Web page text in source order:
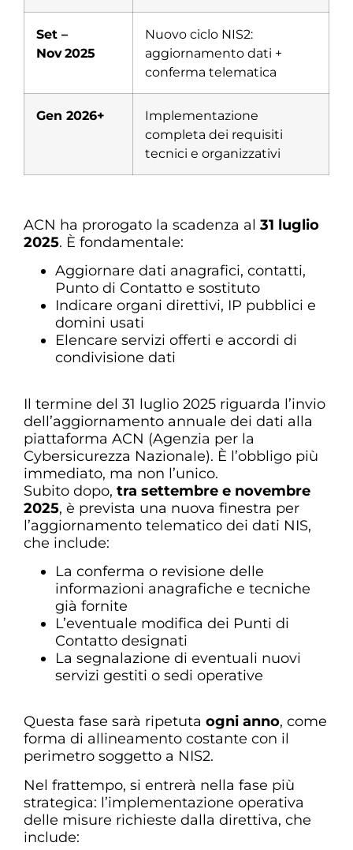
Set –
Nov 2025
Nuovo ciclo NIS2:
aggiornamento dati +
conferma telematica
Gen 2026+
Implementazione
completa dei requisiti
tecnici e organizzativi
ACN ha prorogato la scadenza al 31 luglio
2025. È fondamentale:
Aggiornare dati anagrafici, contatti,
Punto di Contatto e sostituto
Indicare organi direttivi, IP pubblici e
domini usati
Elencare servizi offerti e accordi di
condivisione dati
Il termine del 31 luglio 2025 riguarda l’invio
dell’aggiornamento annuale dei dati alla
piattaforma ACN (Agenzia per la
Cybersicurezza Nazionale). È l’obbligo più
immediato, ma non l’unico.
Subito dopo, tra settembre e novembre
2025, è prevista una nuova finestra per
l’aggiornamento telematico dei dati NIS,
che include:
La conferma o revisione delle
informazioni anagrafiche e tecniche
già fornite
L’eventuale modifica dei Punti di
Contatto designati
La segnalazione di eventuali nuovi
servizi gestiti o sedi operative
Questa fase sarà ripetuta ogni anno, come
forma di allineamento costante con il
perimetro soggetto a NIS2.
Nel frattempo, si entrerà nella fase più
strategica: l’implementazione operativa
delle misure richieste dalla direttiva, che
include: